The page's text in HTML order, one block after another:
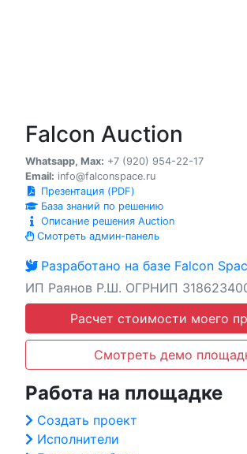
Falcon Auction
Whatsapp, Max: +7 (920) 954-22-17
Email: info@falconspace.ru
Презентация (PDF)
База знаний по решению
Описание решения Auction
Смотреть админ-панель
Разработано на базе Falcon
ИП Раянов Р.Ш. ОГРНИП
Расчет стоимости моего
Смотреть демо
Работа на площадке
Создать проект
Исполнители